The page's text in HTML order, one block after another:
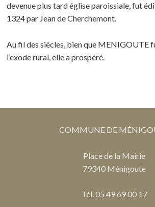
devenue plus tard église paroissiale, fut
1324 par Jean de Cherchemont.
Au fil des siècles, bien que MENIGOUTE
l’exode rural, elle a prospéré.
COMMUNE DE
Place de la Mairie
79340 Ménigoute
Tél. 05 49 69 00 17